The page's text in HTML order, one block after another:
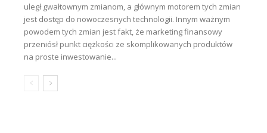
uległ gwałtownym zmianom, a głównym motorem tych zmian
jest dostęp do nowoczesnych technologii. Innym ważnym
powodem tych zmian jest fakt, że marketing finansowy
przeniósł punkt ciężkości ze skomplikowanych produktów
na proste inwestowanie...